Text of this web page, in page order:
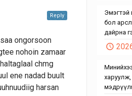
ongorsoon
nohoin zamaar
chmg
ene nadad buult
harsan
Reply
Эмэгтэй
бол
дайрна